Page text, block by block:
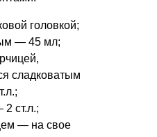
головкой;
— 45 мл;
сладковатым
ст.л.;
— на свое